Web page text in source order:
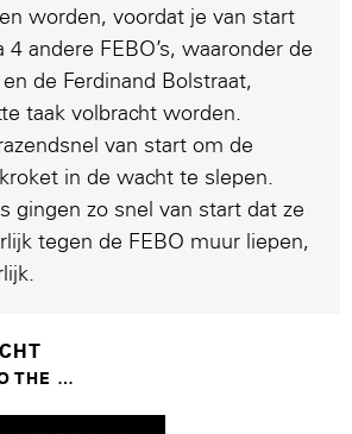
worden, voordat je van start
4 andere FEBO’s, waaronder de
de Ferdinand Bolstraat,
taak volbracht worden.
van start om de
in de wacht te slepen.
gingen zo snel van start dat ze
tegen de FEBO muur liepen,
HOKA RELAY TO THE HORIZON